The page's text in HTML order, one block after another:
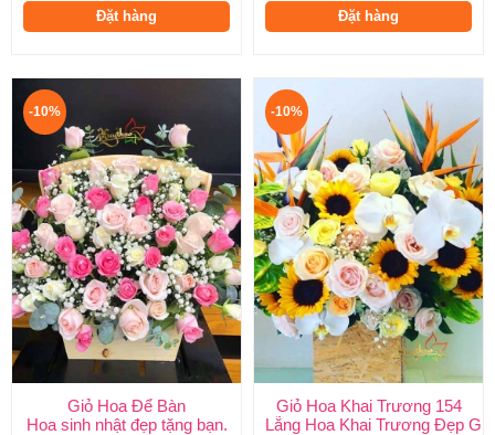
Đặt hàng
Đặt hàng
-10%
Giỏ Hoa Để Bàn
Hoa sinh nhật đẹp tặng bạn.
-10%
Giỏ Hoa Khai Trương 154
Lẵng Hoa Khai Trương Đẹp